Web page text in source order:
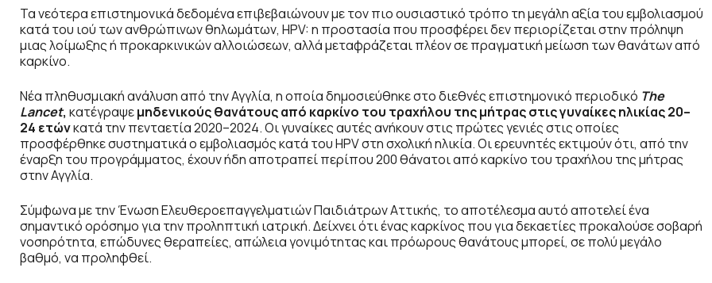
Τα νεότερα επιστημονικά δεδομένα επιβεβαιώνουν με τον πιο ουσιαστικό τρόπο τη μεγάλη αξία του εμβολιασμού
κατά του ιού των ανθρώπινων θηλωμάτων, HPV: η προστασία που προσφέρει δεν περιορίζεται στην πρόληψη
μιας λοίμωξης ή προκαρκινικών αλλοιώσεων, αλλά μεταφράζεται πλέον σε πραγματική μείωση των θανάτων από
καρκίνο.
Νέα πληθυσμιακή ανάλυση από την Αγγλία, η οποία δημοσιεύθηκε στο διεθνές επιστημονικό περιοδικό The
Lancet, κατέγραψεμηδενικούς θανάτους από καρκίνο του τραχήλου της μήτρας στις γυναίκες ηλικίας 20–
24 ετώνκατά την πενταετία 2020–2024. Οι γυναίκες αυτές ανήκουν στις πρώτες γενιές στις οποίες
προσφέρθηκε συστηματικά ο εμβολιασμός κατά του HPV στη σχολική ηλικία. Οι ερευνητές εκτιμούν ότι, από την
έναρξη του προγράμματος, έχουν ήδη αποτραπεί περίπου 200 θάνατοι από καρκίνο του τραχήλου της μήτρας
στην Αγγλία.
Σύμφωνα με την Ένωση Ελευθεροεπαγγελματιών Παιδιάτρων Αττικής, το αποτέλεσμα αυτό αποτελεί ένα
σημαντικό ορόσημο για την προληπτική ιατρική. Δείχνει ότι ένας καρκίνος που για δεκαετίες προκαλούσε σοβαρή
νοσηρότητα, επώδυνες θεραπείες, απώλεια γονιμότητας και πρόωρους θανάτους μπορεί, σε πολύ μεγάλο
βαθμό, να προληφθεί.